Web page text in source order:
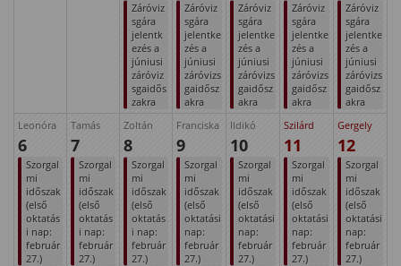
Záróviz
sgára
jelentk
ezés a
júniusi
záróviz
sgaidős
zakra
Záróviz
sgára
jelentke
zés a
júniusi
záróvizs
gaidősz
akra
Záróviz
sgára
jelentke
zés a
júniusi
záróvizs
gaidősz
akra
Záróviz
sgára
jelentke
zés a
júniusi
záróvizs
gaidősz
akra
Záróviz
sgára
jelentke
zés a
júniusi
záróvizs
gaidősz
akra
Leonóra
6
Szorgal
mi
időszak
(első
oktatás
i nap:
február
27.)
Tamás
7
Szorgal
mi
időszak
(első
oktatás
i nap:
február
27.)
Zoltán
8
Szorgal
mi
időszak
(első
oktatás
i nap:
február
27.)
Franciska
9
Szorgal
mi
időszak
(első
oktatási
nap:
február
27.)
Ildikó
10
Szorgal
mi
időszak
(első
oktatási
nap:
február
27.)
Szilárd
11
Szorgal
mi
időszak
(első
oktatási
nap:
február
27.)
Gergely
12
Szorgal
mi
időszak
(első
oktatási
nap:
február
27.)